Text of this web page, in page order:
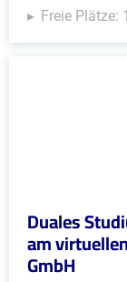
Freie Plätze: 1
Duales
am
GmbH